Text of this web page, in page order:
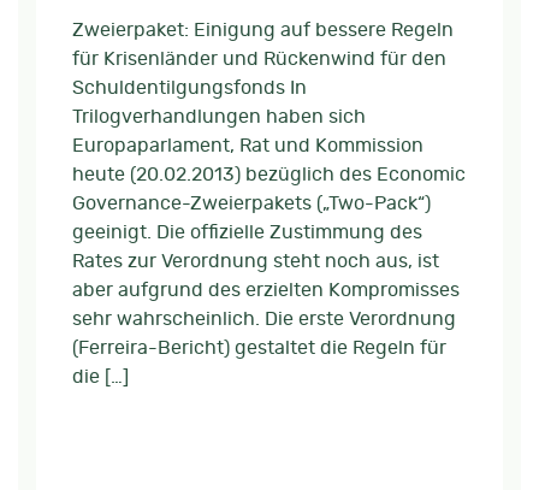
Zweierpaket: Einigung auf bessere Regeln
für Krisenländer und Rückenwind für den
Schuldentilgungsfonds In
Trilogverhandlungen haben sich
Europaparlament, Rat und Kommission
heute (20.02.2013) bezüglich des Economic
Governance-Zweierpakets („Two-Pack“)
geeinigt. Die offizielle Zustimmung des
Rates zur Verordnung steht noch aus, ist
aber aufgrund des erzielten Kompromisses
sehr wahrscheinlich. Die erste Verordnung
(Ferreira-Bericht) gestaltet die Regeln für
die […]